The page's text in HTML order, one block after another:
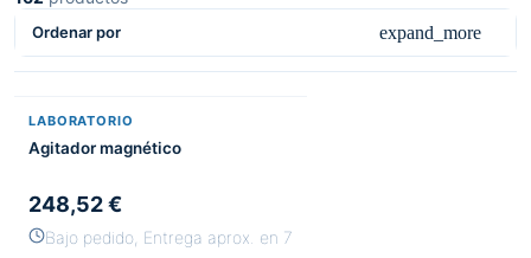
Ordenar por expand_more
LABORATORIO
Agitador magnético
248,52 €
Bajo pedido, Entrega aprox. en 7